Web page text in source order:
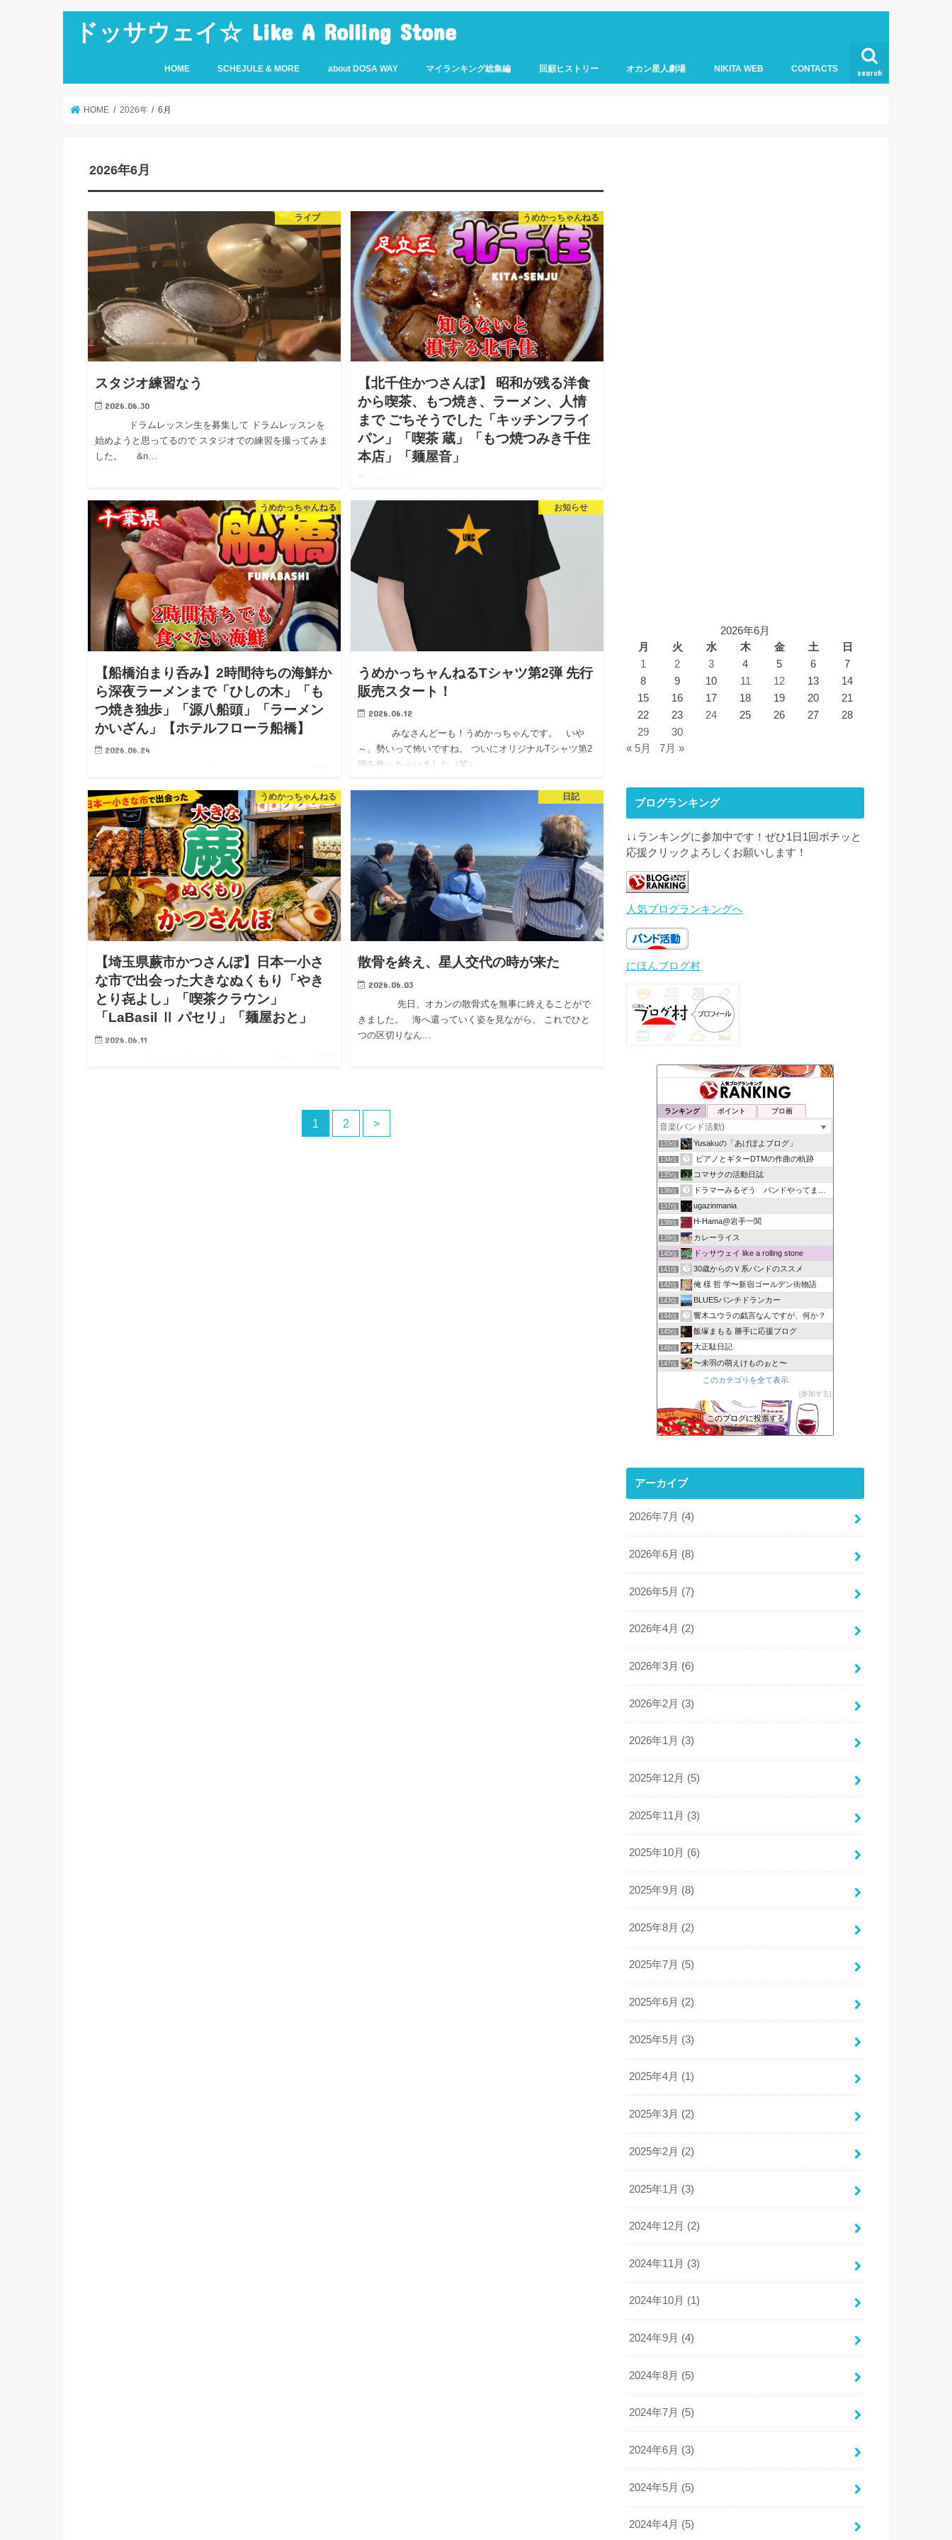
ドッサウェイ☆ Like A Rolling Stone
search
HOME SCHEJULE & MORE about DOSA WAY マイランキング総集編 回顧ヒストリー オカン星人劇場 NIKITA WEB CONTACTS
HOME 2026年 6月
2026年6月
ライブ
スタジオ練習なう
2026.06.30
ドラムレッスン生を募集して ドラムレッスンを
始めようと思ってるので スタジオでの練習を撮ってみま
した。 &n…
うめかっちゃんねる
【北千住かつさんぽ】 昭和が残る洋食
から喫茶、もつ焼き、ラーメン、人情
まで ごちそうでした「キッチンフライ
パン」「喫茶 蔵」「もつ焼つみき千住
本店」「麺屋音」
みなさんどーも！うめかっちゃんです。 今回
は5度目の東京都足立区北千住で、行った事ないお店ばか
り巡る「北千住…
うめかっちゃんねる
【船橋泊まり呑み】2時間待ちの海鮮か
ら深夜ラーメンまで「ひしの木」「も
つ焼き独歩」「源八船頭」「ラーメン
かいざん」【ホテルフローラ船橋】
2026.06.24
ての船橋市場…
お知らせ
うめかっちャんねるTシャツ第2弾 先行
販売スタート！
2026.06.12
みなさんどーも！うめかっちゃんです。 いや
～、勢いって怖いですね。 ついにオリジナルTシャツ第2
弾を作っちゃいました（笑）…
うめかっちゃんねる
【埼玉県蕨市かつさんぽ】日本一小さ
な市で出会った大きなぬくもり「やき
とり㐂よし」「喫茶クラウン」
「LaBasil Ⅱ パセリ」「麺屋おと」
2026.06.11
日記
散骨を終え、星人交代の時が来た
2026.06.03
先日、オカンの散骨式を無事に終えることがで
きました。 海へ還っていく姿を見ながら、 これでひと
つの区切りなん…
1 2 >
2026年6月
月
火 水 木 金 土
日
1
2 3 4 5 6
7
8
9 10 11 12 13
14
15
16 17 18 19 20
21
22
23 24 25 26 27
28
29
30
« 5月
7月 »
ブログランキング
↓↓ランキングに参加中です！ぜひ1日1回ポチッと
応援クリックよろしくお願いします！
人気ブログランキングへ
にほんブログ村
ランキング ポイント ブロ画
133位 Yusakuの「あげぽよブログ」
134位 ピアノとギターDTMの作曲の軌跡
135位 コマサクの活動日誌
136位 ドラマーみるぞう バンドやってまするぅ
137位 ugazinmania
138位 H-Hama@岩手一関
139位 カレーライス
140位 ドッサウェイ like a rolling stone
141位 30歳からのＶ系バンドのススメ
142位 俺 様 哲 学〜新宿ゴールデン街物語
143位 BLUESパンチドランカー
144位 響木ユウラの戯言なんですが、何か？
145位 飯塚まもる 勝手に応援ブログ
146位 大正駄日記
147位 〜未羽の萌えけものぉと〜
このカテゴリを全て表示
参加する
このブログに投票する
アーカイブ
2026年7月 (4)
2026年6月 (8)
2026年5月 (7)
2026年4月 (2)
2026年3月 (6)
2026年2月 (3)
2026年1月 (3)
2025年12月 (5)
2025年11月 (3)
2025年10月 (6)
2025年9月 (8)
2025年8月 (2)
2025年7月 (5)
2025年6月 (2)
2025年5月 (3)
2025年4月 (1)
2025年3月 (2)
2025年2月 (2)
2025年1月 (3)
2024年12月 (2)
2024年11月 (3)
2024年10月 (1)
2024年9月 (4)
2024年8月 (5)
2024年7月 (5)
2024年6月 (3)
2024年5月 (5)
2024年4月 (5)